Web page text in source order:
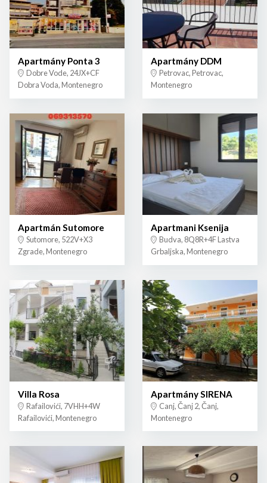
Apartmány Ponta 3
Dobre Vode, 24JX+CF
Dobra Voda, Montenegro
Apartmány DDM
Petrovac, Petrovac,
Montenegro
Apartmán Sutomore
Sutomore, 522V+X3
Zgrade, Montenegro
Apartmani Ksenija
Budva, 8Q8R+4F Lastva
Grbaljska, Montenegro
Villa Rosa
Rafailovići, 7VHH+4W
Rafailovići, Montenegro
Apartmány SIRENA
Canj, Čanj 2, Čanj,
Montenegro